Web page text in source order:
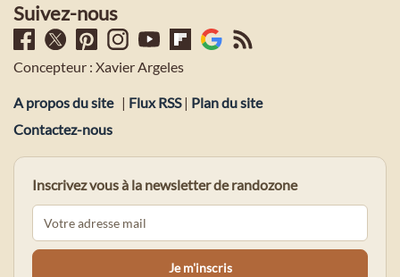
Suivez-nous
Concepteur : Xavier Argeles
A propos du site | Flux RSS| Plan du site
Contactez-nous
Inscrivez vous à la newsletter de randozone